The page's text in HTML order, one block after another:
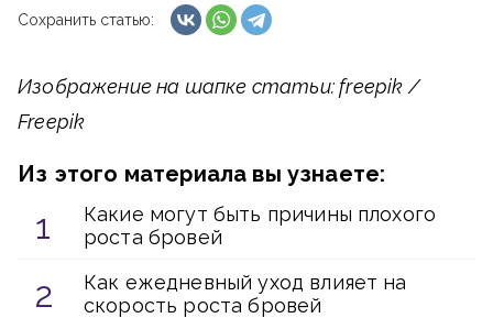
Сохранить статью:
Изображение на шапке статьи: freepik /
Freepik
Из этого материала вы узнаете:
Какие могут быть причины плохого
роста бровей
Как ежедневный уход влияет на
скорость роста бровей